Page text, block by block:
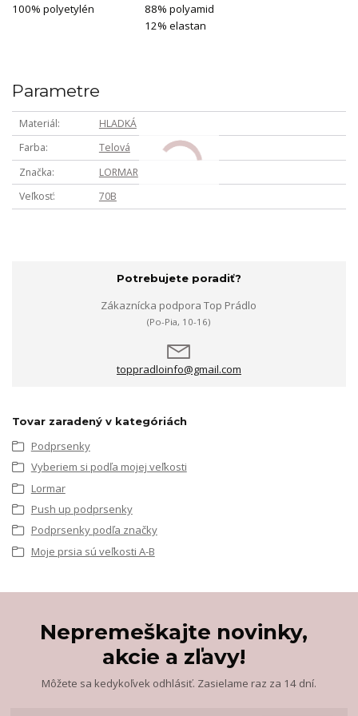
100% polyetylén
88% polyamid
12% elastan
Parametre
Materiál
HLADKÁ
Farba
Telová
Značka
LORMAR
Veľkosť
70B
Potrebujete poradiť?
Zákaznícka podpora Top Prádlo
(Po-Pia, 10-16)
toppradloinfo@gmail.com
Tovar zaradený v kategóriách
Podprsenky
Vyberiem si podľa mojej veľkosti
Lormar
Push up podprsenky
Podprsenky podľa značky
Moje prsia sú veľkosti A-B
Nepremeškajte novinky,
akcie a zľavy!
Môžete sa kedykoľvek odhlásiť. Zasielame raz za 14 dní.